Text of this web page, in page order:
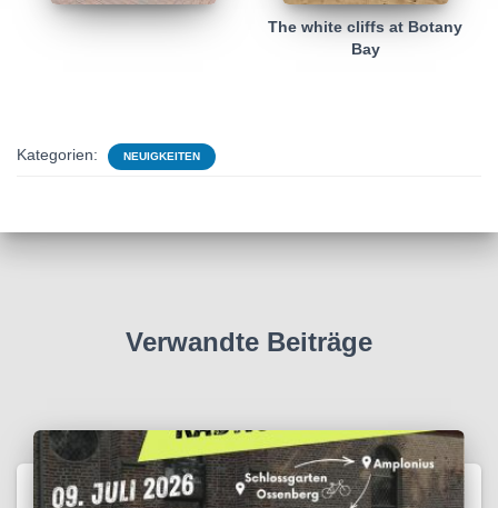
The white cliffs at Botany
Bay
Kategorien: NEUIGKEITEN
Verwandte Beiträge